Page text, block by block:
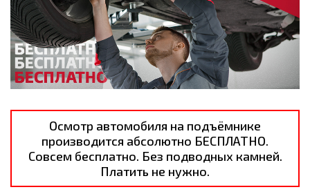
Осмотр автомобиля на подъёмнике
производится абсолютно БЕСПЛАТНО.
Совсем бесплатно. Без подводных камней.
Платить не нужно.